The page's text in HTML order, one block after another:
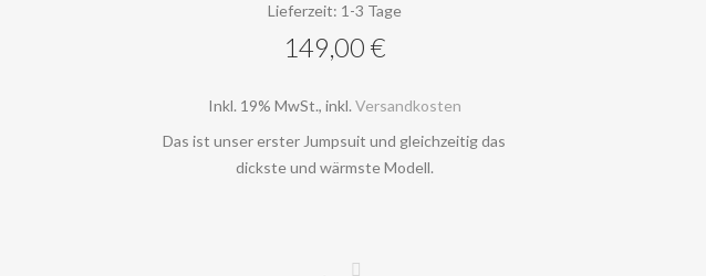
Lieferzeit: 1-3 Tage
149,00 €
Inkl. 19% MwSt., inkl. Versandkosten
Das ist unser erster Jumpsuit und gleichzeitig das
dickste und wärmste Modell.